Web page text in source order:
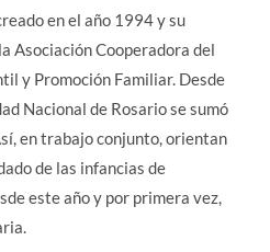
en el año 1994 y su
Asociación Cooperadora del
y Promoción Familiar. Desde
Nacional de Rosario se sumó
en trabajo conjunto, orientan
de las infancias de
este año y por primera vez,